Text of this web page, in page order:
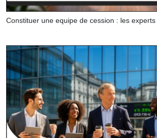
Constituer une equipe de cession : les